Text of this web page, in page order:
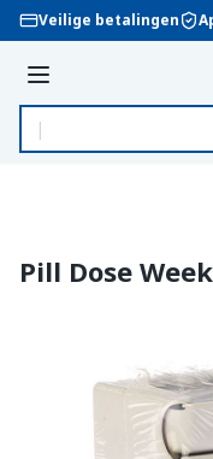
Ga naar de inhoud
Veilige betalingen
Menu
Product, merk,
Pill Dose